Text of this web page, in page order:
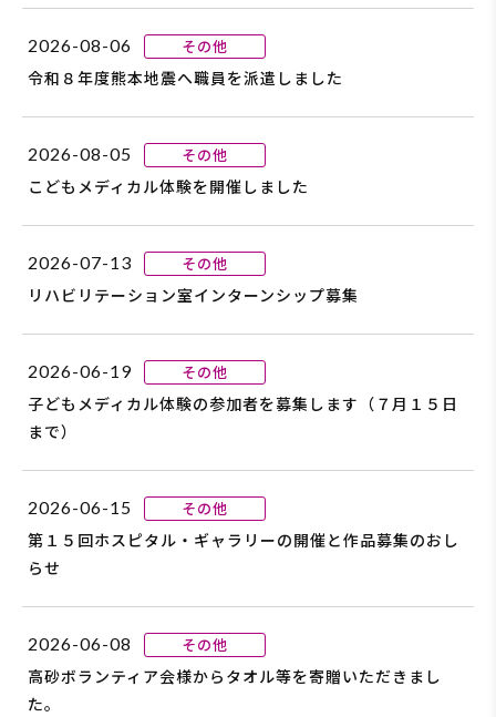
2026-08-06 その他
令和８年度熊本地震へ職員を派遣しました
2026-08-05 その他
こどもメディカル体験を開催しました
2026-07-13 その他
リハビリテーション室インターンシップ募集
2026-06-19 その他
子どもメディカル体験の参加者を募集します（７月１５日
まで）
2026-06-15 その他
第１５回ホスピタル・ギャラリーの開催と作品募集のおし
らせ
2026-06-08 その他
高砂ボランティア会様からタオル等を寄贈いただきまし
た。